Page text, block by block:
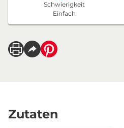
Schwierigkeit
Einfach
Zutaten